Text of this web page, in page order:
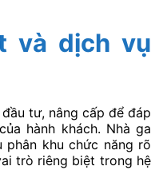
và dịch vụ
tư, nâng cấp để đáp
hành khách. Nhà ga
phân khu chức năng rõ
trò riêng biệt trong hệ